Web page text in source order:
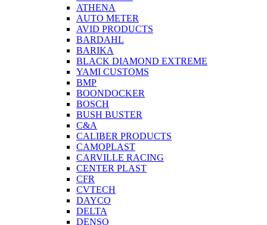
ATHENA
AUTO METER
AVID PRODUCTS
BARDAHL
BARIKA
BLACK DIAMOND EXTREME
YAMI CUSTOMS
BMP
BOONDOCKER
BOSCH
BUSH BUSTER
C&A
CALIBER PRODUCTS
CAMOPLAST
CARVILLE RACING
CENTER PLAST
CFR
CVTECH
DAYCO
DELTA
DENSO